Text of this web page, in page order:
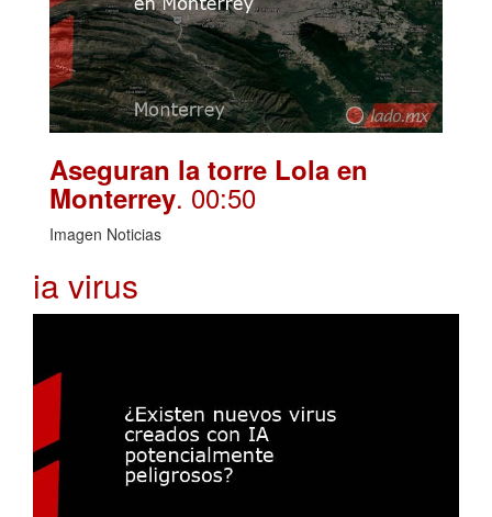
Aseguran la torre Lola en
Monterrey. 00:50
Imagen Noticias
ia virus